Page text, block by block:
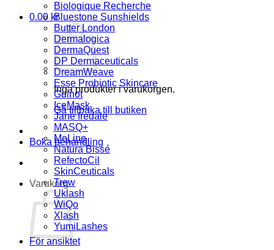
0.00 kr
Inga produkter i varukorgen.
Gå tillbaka till butiken
Boka behandling
Varukorg
Biologique Recherche
Bluestone Sunshields
Butter London
Dermalogica
DermaQuest
DP Dermaceuticals
DreamWeave
Esse Probiotic Skincare
Guinot
IceMask
Jane Iredale
MASQ+
MeLine
Natura Bissé
RefectoCil
SkinCeuticals
Trew
Uklash
WiQo
Xlash
YumiLashes
För ansiktet